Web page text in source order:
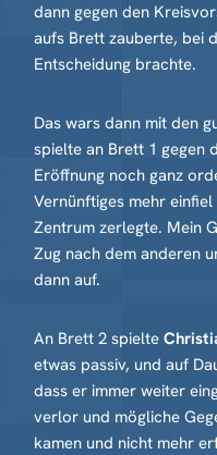
dann gegen den
aufs Brett zauberte, bei
Entscheidung brachte.
Das wars dann mit den
spielte an Brett 1 gegen
Eröffnung noch ganz
Vernünftiges mehr
Zentrum zerlegte. Mein
Zug nach dem anderen
dann auf.
An Brett 2 spielte
etwas passiv, und auf
dass er immer weiter
verlor und mögliche
kamen und nicht mehr